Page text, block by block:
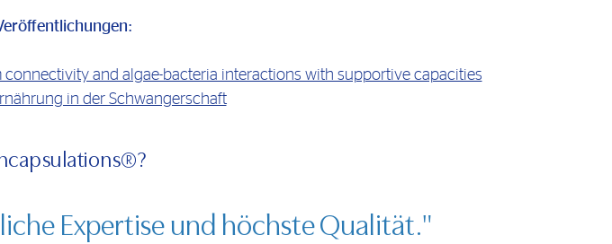
and algae-bacteria interactions with supportive capacities
in der Schwangerschaft
Expertise und höchste Qualität."